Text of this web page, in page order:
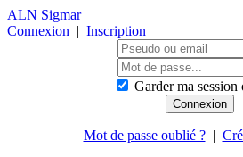
ALN Sigmar
Connexion | Inscription
Garder ma session
Mot de passe oublié ?|